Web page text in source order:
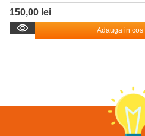
150,00 lei
Adauga in cos